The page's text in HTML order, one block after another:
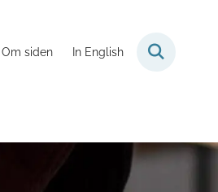
Om siden In English